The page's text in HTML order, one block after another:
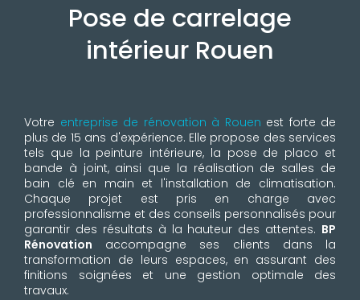
Pose de carrelage
intérieur Rouen
Votre entreprise de rénovation à Rouen est forte de
plus de 15 ans d'expérience. Elle propose des services
tels que la peinture intérieure, la pose de placo et
bande à joint, ainsi que la réalisation de salles de
bain clé en main et l'installation de climatisation.
Chaque projet est pris en charge avec
professionnalisme et des conseils personnalisés pour
garantir des résultats à la hauteur des attentes. BP
Rénovation accompagne ses clients dans la
transformation de leurs espaces, en assurant des
finitions soignées et une gestion optimale des
travaux.